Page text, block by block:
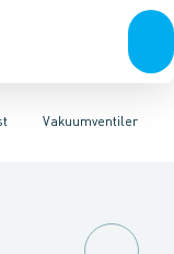
& ventilerAfløb
Vandlåse &
Vakuumventiler
Vakuumventiler